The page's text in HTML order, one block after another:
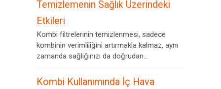
Temizlemenin Sağlık Üzerindeki
Etkileri
Kombi filtrelerinin temizlenmesi, sadece
kombinin verimliliğini artırmakla kalmaz, aynı
zamanda sağlığınızı da doğrudan...
Kombi Kullanımında İç Hava